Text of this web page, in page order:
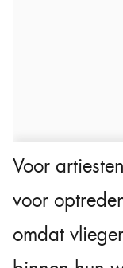
Voor
voor
omdat